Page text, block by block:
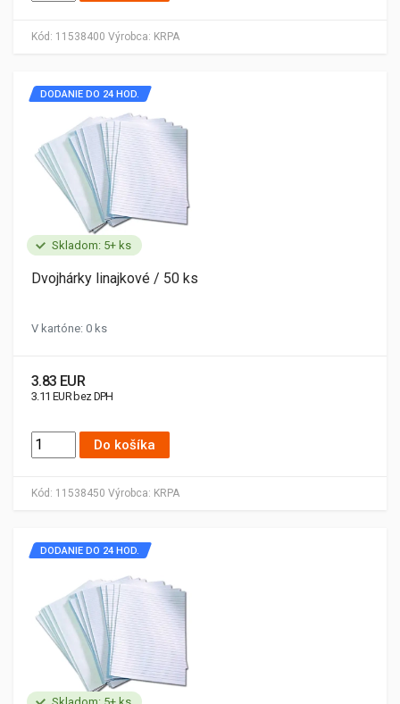
Kód: 11538400 Výrobca: KRPA
Skladom: 5+ ks
Kód: 11538450 Výrobca: KRPA
DODANIE DO 24 HOD.
Dvojhárky linajkové / 50 ks
V kartóne: 0 ks
3.83 EUR
3.11 EUR bez DPH
Do košíka
DODANIE DO 24 HOD.